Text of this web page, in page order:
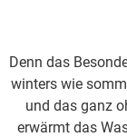
Denn das
winters wie
und das ganz
erwärmt das